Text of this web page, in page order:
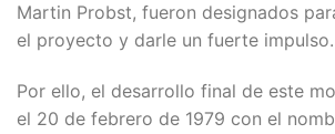
Martin Probst, fueron designados
el proyecto y darle un fuerte impulso.
Por ello, el desarrollo final de este
el 20 de febrero de 1979 con el